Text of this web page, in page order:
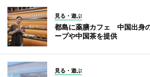
見る・遊ぶ
都島に薬膳カフェ 中国出身
ープや中国茶を提供
見る・遊ぶ